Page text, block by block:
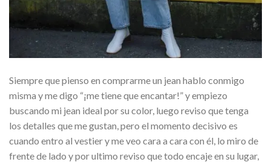
Siempre que pienso en comprarme un jean hablo conmigo
misma y me digo “¡me tiene que encantar!” y empiezo
buscando mi jean ideal por su color, luego reviso que tenga
los detalles que me gustan, pero el momento decisivo es
cuando entro al vestier y me veo cara a cara con él, lo miro de
frente de lado y por ultimo reviso que todo encaje en su lugar,